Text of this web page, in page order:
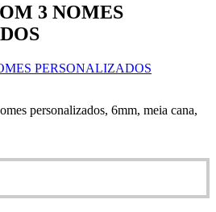
3 NOMES
PERSONALIZADOS
personalizados, 6mm, meia cana,